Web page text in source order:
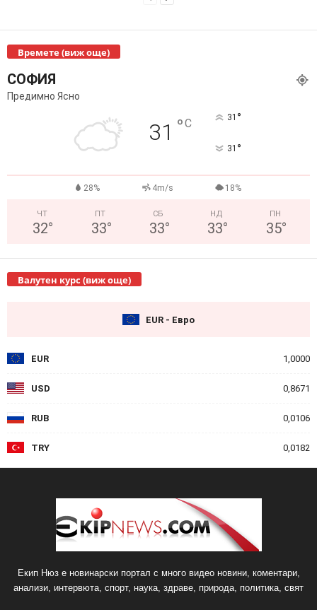
Времете (виж още)
СОФИЯ
Предимно Ясно
31 °C 31 °
31 °
28% 4m/s 18%
ЧТ
32°
ПТ
33°
СБ
33°
НД
33°
ПН
35°
Валутен курс (виж още)
EUR - Евро
EUR 1,0000
USD 0,8671
RUB 0,0106
TRY 0,0182
Екип Нюз е новинарски портал с много видео новини, коментари,
анализи, интервюта, спорт, наука, здраве, природа, политика, свят